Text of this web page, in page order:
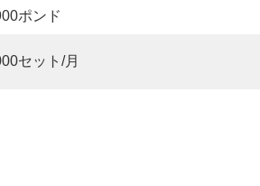
ポンド
セット/月